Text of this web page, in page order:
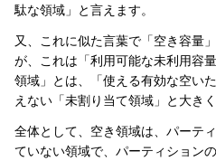
駄な領域」と言えます。
又、これに似た言葉で「空き容量
が、これは「利用可能な未利用容
領域」とは、「使える有効な空い
えない「未割り当て領域」と大きく
全体として、空き領域は、パーテ
ていない領域で、パーティション